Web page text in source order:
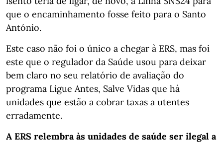
que o encaminhamento fosse feito para o Santo
António.
Este caso não foi o único a chegar à ERS, mas foi
este que o regulador da Saúde usou para deixar
bem claro no seu relatório de avaliação do
programa Ligue Antes, Salve Vidas que há
unidades que estão a cobrar taxas a utentes
erradamente.
A ERS relembra às unidades de saúde ser ilegal a